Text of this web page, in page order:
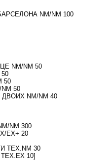
NM/NM 100
NM/NM 50
50
50
NM/NM 40
NM 300
EX+ 20
ТЕХ.NM 30
10]